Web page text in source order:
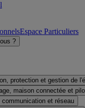
Espace Particuliers
?
protection et gestion de
maison connectée et
communication et réseau